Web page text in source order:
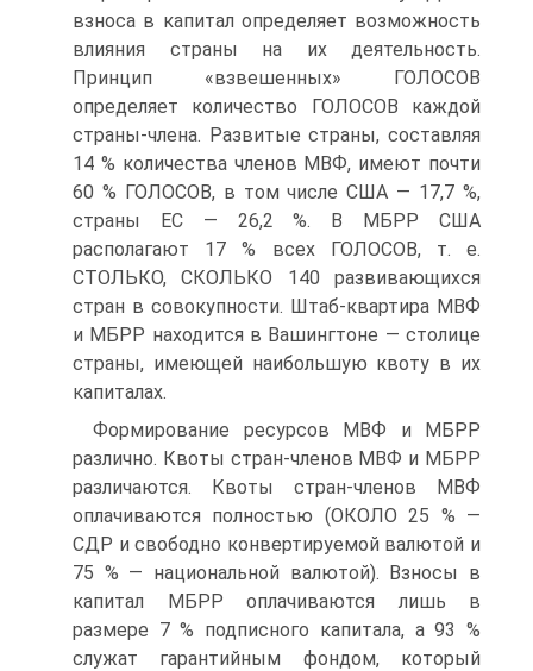
взноса в капитал определяет возможность
влияния страны на их деятельность.
Принцип «взвешенных» ГОЛОСОВ
определяет количество ГОЛОСОВ каждой
страны-члена. Развитые страны, составляя
14 % количества членов МВФ, имеют почти
60 % ГОЛОСОВ, в том числе США — 17,7 %,
страны ЕС — 26,2 %. В МБРР США
располагают 17 % всех ГОЛОСОВ, т. е.
СТОЛЬКО, СКОЛЬКО 140 развивающихся
стран в совокупности. Штаб-квартира МВФ
и МБРР находится в Вашингтоне — столице
страны, имеющей наибольшую квоту в их
капиталах.
Формирование ресурсов МВФ и МБРР
различно. Квоты стран-членов МВФ и МБРР
различаются. Квоты стран-членов МВФ
оплачиваются полностью (ОКОЛО 25 % —
СДР и свободно конвертируемой валютой и
75 % — национальной валютой). Взносы в
капитал МБРР оплачиваются лишь в
размере 7 % подписного капитала, а 93 %
служат гарантийным фондом, который